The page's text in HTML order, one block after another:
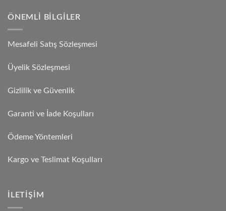
ÖNEMLI BILGILER
Mesafeli Satış Sözleşmesi
Üyelik Sözleşmesi
Gizlilik ve Güvenlik
Garanti ve İade Koşulları
Ödeme Yöntemleri
Kargo ve Teslimat Koşulları
İLETIŞIM